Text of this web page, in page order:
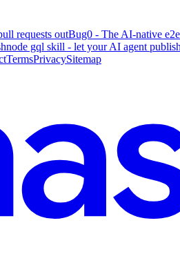
requests outBug0 - The AI-native
gql skill - let your AI agent
TermsPrivacySitemap